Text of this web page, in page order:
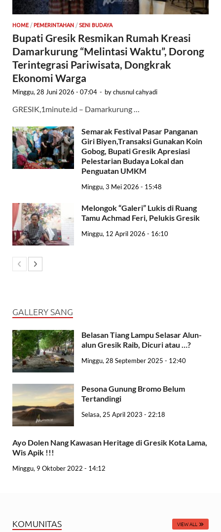
HOME / PEMERINTAHAN / SENI BUDAYA
Bupati Gresik Resmikan Rumah Kreasi
Damarkurung “Melintasi Waktu”, Dorong
Terintegrasi Pariwisata, Dongkrak
Ekonomi Warga
Minggu, 28 Juni 2026 - 07:04 - bychusnul cahyadi
GRESIK,1minute.id – Damarkurung …
Semarak Festival Pasar Panganan
Giri Biyen,Transaksi Gunakan Koin
Gobog, Bupati Gresik Apresiasi
Pelestarian Budaya Lokal dan
Penguatan UMKM
Minggu, 3 Mei 2026 - 15:48
Melongok “Galeri” Lukis di Ruang
Tamu Achmad Feri, Pelukis Gresik
Minggu, 12 April 2026 - 16:10
GALLERY SANG
Belasan Tiang Lampu Selasar Alun-
alun Gresik Raib, Dicuri atau …?
Minggu, 28 September 2025 - 12:40
Pesona Gunung Bromo Belum
Tertandingi
Selasa, 25 April 2023 - 22:18
Ayo Dolen Nang Kawasan Heritage di Gresik Kota Lama,
Wis Apik !!!
Minggu, 9 Oktober 2022 - 14:12
KOMUNITAS VIEW ALL